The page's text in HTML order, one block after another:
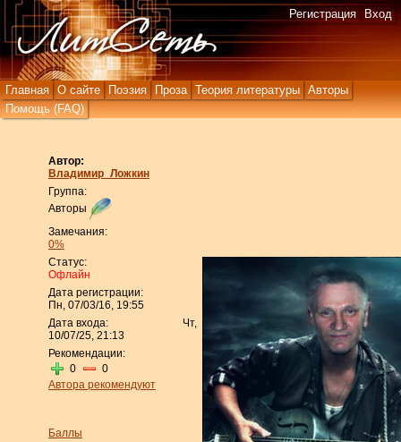
Главная О сайте Поэзия Проза Теория литературы
Авторы
Помощь (FAQ)
Регистрация Вход
Автор:
Владимир_Ложкин
Группа:
Авторы
Замечания:
0%
Статус:
Офлайн
Дата регистрации:
Пн, 07/03/16, 19:55
Дата входа:
Чт,
10/07/25, 21:13
Рекомендации:
0
0
Автора рекомендуют
Баллы